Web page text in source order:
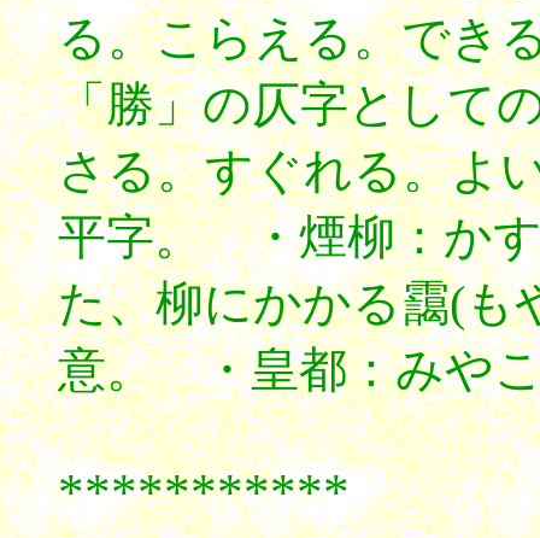
る。こらえる。で
「勝」の仄字として
さる。すぐれる。
平字。 ・煙柳：か
た、柳にかかる靄(も
意。 ・皇都：みや
***********